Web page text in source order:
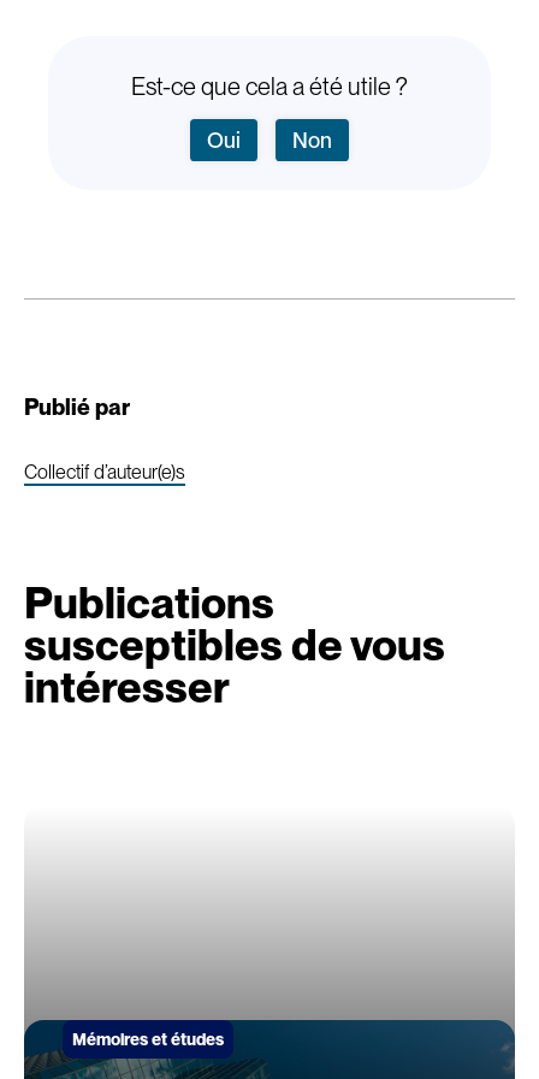
Est-ce que cela a été utile ?
Oui Non
Publié par
Collectif d’auteur(e)s
Publications
susceptibles de vous
intéresser
Mémoires et études